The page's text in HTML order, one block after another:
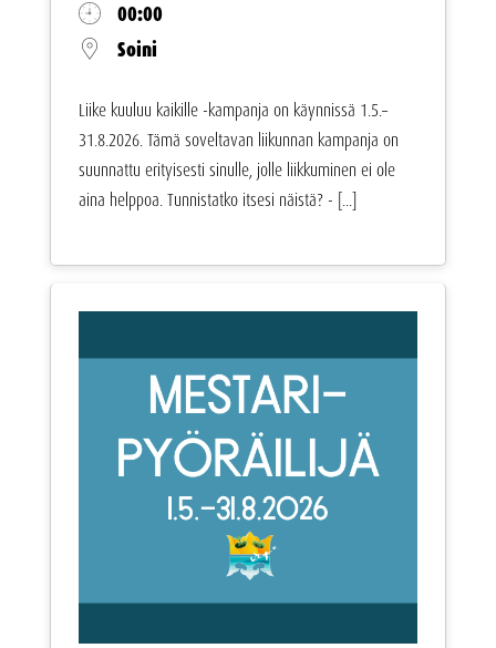
00:00
Soini
Liike kuuluu kaikille -kampanja on käynnissä 1.5.–
31.8.2026. Tämä soveltavan liikunnan kampanja on
suunnattu erityisesti sinulle, jolle liikkuminen ei ole
aina helppoa. Tunnistatko itsesi näistä? - [...]